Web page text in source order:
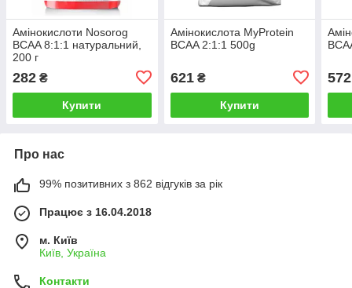
Амінокислоти Nosorog
BCAA 8:1:1 натуральний,
200 г
282 ₴
Купити
Амінокислота MyProtein
BCAA 2:1:1 500g
621₴
Купити
572
Про нас
99% позитивних з 862 відгуків за рік
Працює з 16.04.2018
м. Київ
Київ, Україна
Контакти